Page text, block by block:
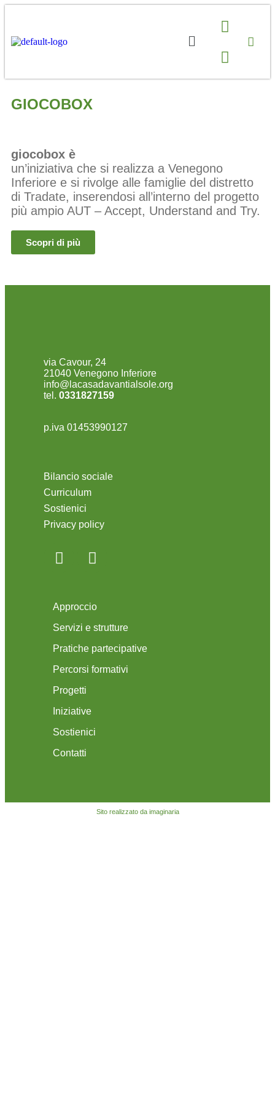
GIOCOBOX
giocobox è
un’iniziativa che si realizza a Venegono
Inferiore e si rivolge alle famiglie del distretto
di Tradate, inserendosi all’interno del progetto
più ampio AUT – Accept, Understand and Try.
Scopri di più
via Cavour, 24
21040 Venegono Inferiore
info@lacasadavantialsole.org
tel. 0331827159
p.iva 01453990127
Bilancio sociale
Curriculum
Sostienici
Privacy policy
Approccio
Servizi e strutture
Pratiche partecipative
Percorsi formativi
Progetti
Iniziative
Sostienici
Contatti
Sito realizzato da imaginaria